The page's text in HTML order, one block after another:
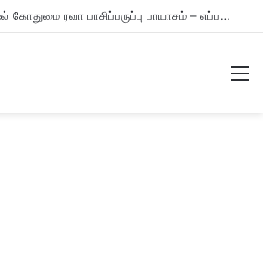
ஆடி வெள்ளி ஸ்பெஷல் கோதுமை ரவா பாசிப்பருப்பு பாயாசம் – எப்படி செய்யணும் தெரியுமா?